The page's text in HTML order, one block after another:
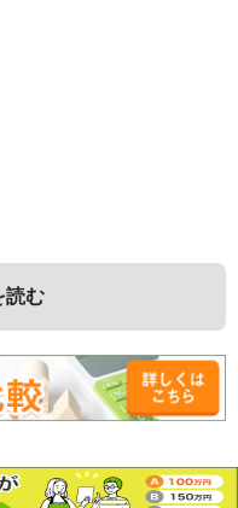
読む
Rights Reserved.